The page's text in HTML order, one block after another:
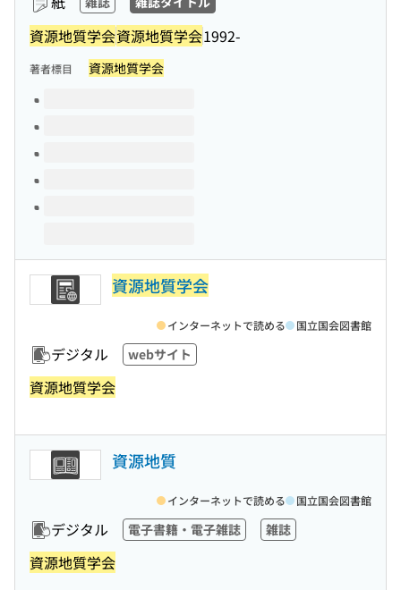
資源地質学会資源地質学会1992-
著者標目 資源地質学会
このタイトルの巻号
資源地質学会
デジタル webサイト
資源地質学会
インターネットで読める 国立国会図書館
資源地質
デジタル 電子書籍・電子雑誌 雑誌
資源地質学会
インターネットで読める 国立国会図書館